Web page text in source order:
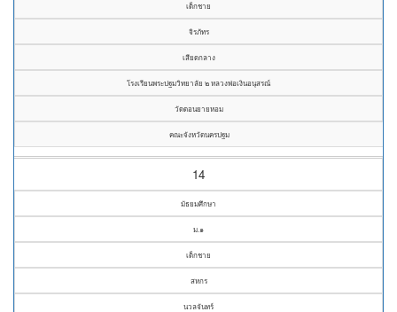
เด็กชาย
จิรภัทร
เสียดกลาง
โรงเรียนพระปฐมวิทยาลัย ๒ หลวงพ่อเงินอนุสรณ์
วัดดอนยายหอม
คณะจังหวัดนครปฐม
14
มัธยมศึกษา
ม.๑
เด็กชาย
สหกร
นวลจันทร์